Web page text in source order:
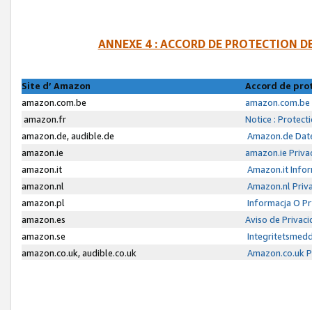
ANNEXE 4 : ACCORD DE PROTECTION
Site d’ Amazon
Accord de
amazon.com.be
amazon.fr
Notice :
amazon.de, audible.de
Amazon.de
amazon.ie
amazon.ie
amazon.it
Amazon.it
amazon.nl
Amazon.nl
amazon.pl
Informacja O
amazon.es
Aviso de
amazon.se
amazon.co.uk, audible.co.uk
Amazon.co.uk